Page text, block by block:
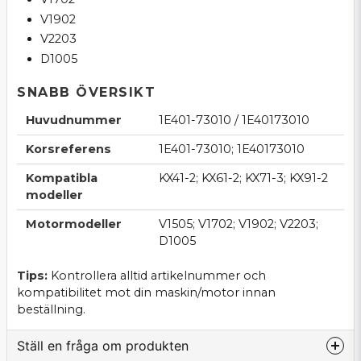
V1902
V2203
D1005
SNABB ÖVERSIKT
Huvudnummer
1E401-73010 / 1E40173010
Korsreferens
1E401-73010; 1E40173010
Kompatibla
modeller
KX41-2; KX61-2; KX71-3; KX91-2
Motormodeller
V1505; V1702; V1902; V2203;
D1005
Tips: Kontrollera alltid artikelnummer och
kompatibilitet mot din maskin/motor innan
beställning.
Ställ en fråga om produkten